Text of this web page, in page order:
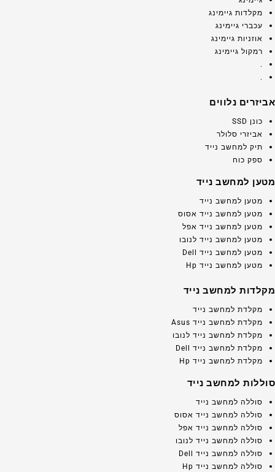
מקלדות גיימינג
עכברי גיימינג
אוזניות גיימינג
רמקול גיימינג
.
.
אביזרים נלווים
כונן SSD
אביזרי סלולר
תיק למחשב נייד
ספק כוח
מטען למחשב נייד
מטען למחשב נייד
מטען למחשב נייד אסוס
מטען למחשב נייד אפל
מטען למחשב נייד לנובו
מטען למחשב נייד Dell
מטען למחשב נייד Hp
מקלדות למחשב נייד
מקלדת למחשב נייד
מקלדת למחשב נייד Asus
מקלדת למחשב נייד לנובו
מקלדת למחשב נייד Dell
מקלדת למחשב נייד Hp
סוללות למחשב נייד
סוללה למחשב נייד
סוללה למחשב נייד אסוס
סוללה למחשב נייד אפל
סוללה למחשב נייד לנובו
סוללה למחשב נייד Dell
סוללה למחשב נייד Hp